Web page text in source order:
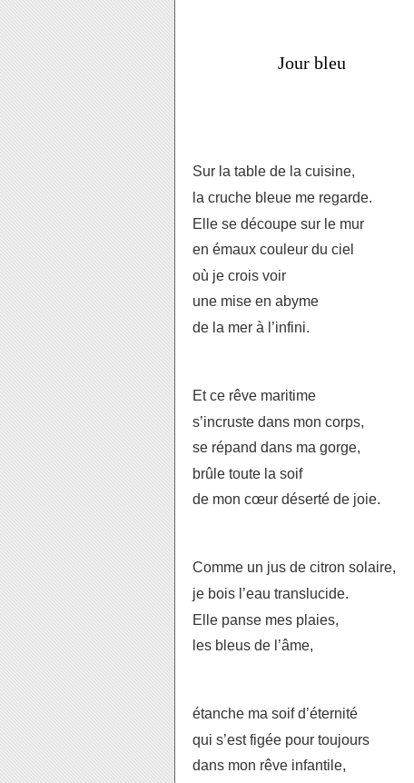
Jour bleu
Sur la table de la cuisine,
la cruche bleue me regarde.
Elle se découpe sur le mur
en émaux couleur du ciel
où je crois voir
une mise en abyme
de la mer à l’infini.
Et ce rêve maritime
s’incruste dans mon corps,
se répand dans ma gorge,
brûle toute la soif
de mon cœur déserté de joie.
Comme un jus de citron solaire,
je bois l’eau translucide.
Elle panse mes plaies,
les bleus de l’âme,
étanche ma soif d’éternité
qui s’est figée pour toujours
dans mon rêve infantile,